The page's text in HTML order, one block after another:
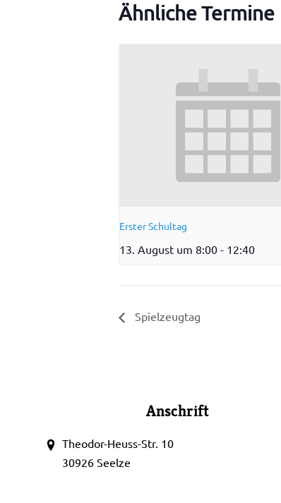
Ähnliche Termine
Erster Schultag
13. August um 8:00 - 12:40
Spielzeugtag
Anschrift
Theodor-Heuss-Str. 10
30926 Seelze